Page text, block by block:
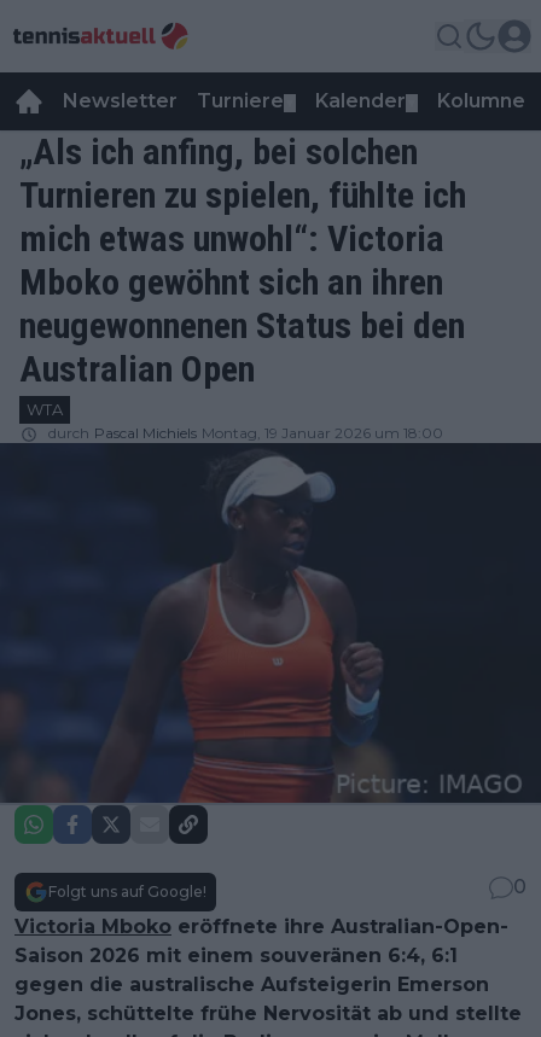
Newsletter Turniere Kalender Kolumnen
„Als ich anfing, bei solchen
Turnieren zu spielen, fühlte ich
mich etwas unwohl“: Victoria
Mboko gewöhnt sich an ihren
neugewonnenen Status bei den
Australian Open
WTA
durch Pascal Michiels Montag, 19 Januar 2026 um 18:00
Folgt uns auf Google!
0
Victoria Mboko eröffnete ihre Australian-Open-
Saison 2026 mit einem souveränen 6:4, 6:1
gegen die australische Aufsteigerin Emerson
Jones, schüttelte frühe Nervosität ab und stellte